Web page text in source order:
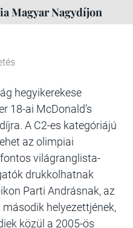
Magyar Nagydíjon
hegyikerekese
18-ai McDonald’s
A C2-es kategóriájú
az olimpiai
világranglista-
drukkolhatnak
Parti Andrásnak, az
helyezettjének,
közül a 2005-ös